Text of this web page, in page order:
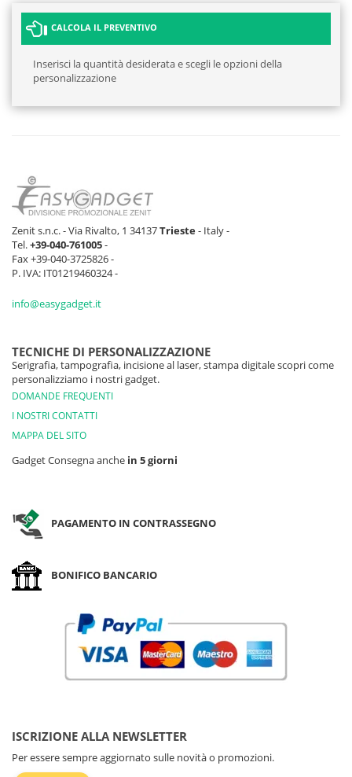
CALCOLA IL PREVENTIVO
Inserisci la quantità desiderata e scegli le opzioni della
personalizzazione
Zenit s.n.c. - Via Rivalto, 1 34137Trieste- Italy -
Tel.+39-040-761005-
Fax +39-040-3725826 -
P. IVA: IT01219460324 -
info@easygadget.it
TECNICHE DI PERSONALIZZAZIONE
Serigrafia, tampografia, incisione al laser, stampa digitale scopri come
personalizziamo i nostri gadget.
DOMANDE FREQUENTI
I NOSTRI CONTATTI
MAPPA DEL SITO
Gadget Consegna anche in 5 giorni
PAGAMENTO IN CONTRASSEGNO
BONIFICO BANCARIO
ISCRIZIONE ALLA NEWSLETTER
Per essere sempre aggiornato sulle novità o promozioni.